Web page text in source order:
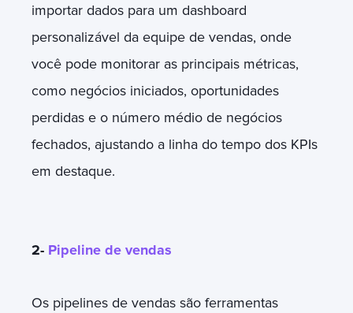
importar dados para um dashboard
personalizável da equipe de vendas, onde
você pode monitorar as principais métricas,
como negócios iniciados, oportunidades
perdidas e o número médio de negócios
fechados, ajustando a linha do tempo dos KPIs
em destaque.
2- Pipeline de vendas
Os pipelines de vendas são ferramentas